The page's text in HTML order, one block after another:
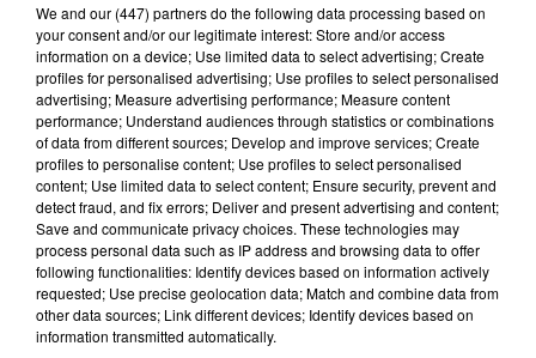
7 août 2026
Brent Faiyaz a le cœur brisé dans son
nouveau clip
7 août 2026
Rihanna de retour en studio ? A$AP
Rocky relance l'espoir des fans
Tayc et Didi B dévoilent le single le plus
We and our (447) partnersdo the following data processing based on
your consent and/or our legitimate interest: Store and/or access
information on a device; Use limited data to select advertising; Create
profiles for personalised advertising; Use profiles to select personalised
advertising; Measure advertising performance; Measure content
performance; Understand audiences through statistics or combinations
of data from different sources; Develop and improve services; Create
profiles to personalise content; Use profiles to select personalised
content; Use limited data to select content; Ensure security, prevent and
detect fraud, and fix errors; Deliver and present advertising and content;
Save and communicate privacy choices. These technologies may
process personal data such as IP address and browsing data to offer
following functionalities: Identify devices based on information actively
requested; Use precise geolocation data; Match and combine data from
other data sources; Link different devices; Identify devices based on
information transmitted automatically.